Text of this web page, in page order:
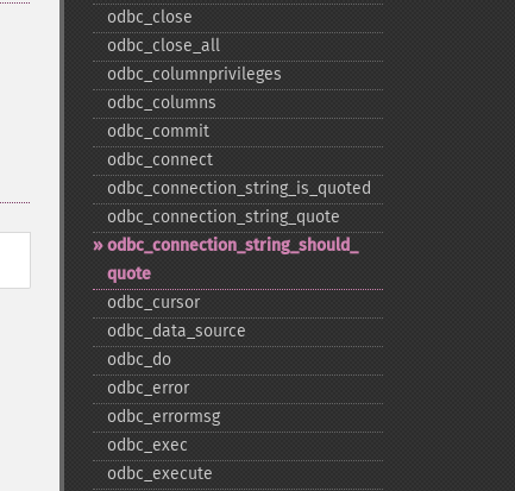
odbc_​close
odbc_​close_​all
odbc_​columnprivileges
odbc_​columns
odbc_​commit
odbc_​connect
odbc_​connection_​string_​is_​quoted
odbc_​connection_​string_​quote
odbc_​connection_​string_​should_​
quote
odbc_​cursor
odbc_​data_​source
odbc_​do
odbc_​error
odbc_​errormsg
odbc_​exec
odbc_​execute